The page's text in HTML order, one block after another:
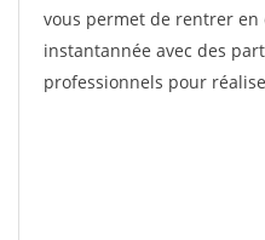
vous permet de rentrer en
instantannée avec des
professionnels pour